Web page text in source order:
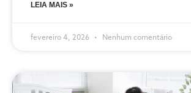
LEIA MAIS »
fevereiro 4, 2026 Nenhum comentário